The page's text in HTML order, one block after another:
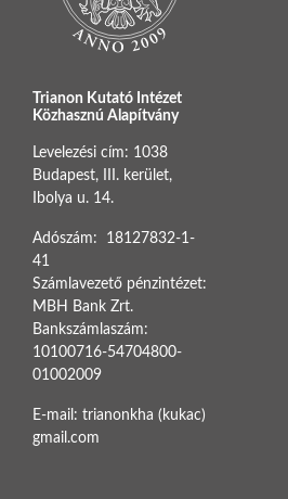
Trianon Kutató Intézet
Közhasznú Alapítvány
Levelezési cím: 1038
Budapest, III. kerület,
Ibolya u. 14.
Adószám: 18127832-1-
41
Számlavezető pénzintézet:
MBH Bank Zrt.
Bankszámlaszám:
10100716-54704800-
01002009
E-mail: trianonkha (kukac)
gmail.com